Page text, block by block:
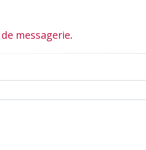
messagerie.